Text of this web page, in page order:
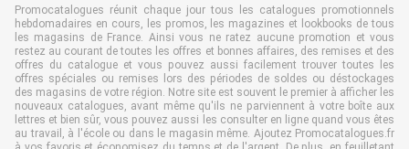
Promocatalogues réunit chaque jour tous les catalogues promotionnels
hebdomadaires en cours, les promos, les magazines et lookbooks de tous
les magasins de France. Ainsi vous ne ratez aucune promotion et vous
restez au courant de toutes les offres et bonnes affaires, des remises et des
offres du catalogue et vous pouvez aussi facilement trouver toutes les
offres spéciales ou remises lors des périodes de soldes ou déstockages
des magasins de votre région. Notre site est souvent le premier à afficher les
nouveaux catalogues, avant même qu'ils ne parviennent à votre boîte aux
lettres et bien sûr, vous pouvez aussi les consulter en ligne quand vous êtes
au travail, à l'école ou dans le magasin même. Ajoutez Promocatalogues.fr